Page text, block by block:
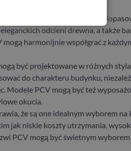
co umożliwia ich łatwe
odcieni drewna, a także
harmonijnie współgrać z
być projektowane w różnych
do charakteru budynku,
Modele PCV mogą być też
okucia.
że są one idealnym wyborem na
jak niskie koszty utrzymania,
PCV mogą być świetnym wyborem